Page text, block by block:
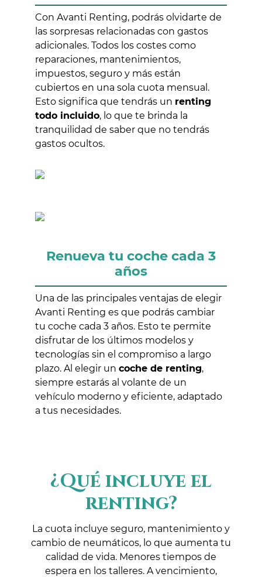
Con Avanti Renting, podrás olvidarte de
las sorpresas relacionadas con gastos
adicionales. Todos los costes como
reparaciones, mantenimientos,
impuestos, seguro y más están
cubiertos en una sola cuota mensual.
Esto significa que tendrás un renting
todo incluido, lo que te brinda la
tranquilidad de saber que no tendrás
gastos ocultos.
Renueva tu coche cada 3
años
Una de las principales ventajas de elegir
Avanti Renting es que podrás cambiar
tu coche cada 3 años. Esto te permite
disfrutar de los últimos modelos y
tecnologías sin el compromiso a largo
plazo. Al elegir un coche de renting,
siempre estarás al volante de un
vehículo moderno y eficiente, adaptado
a tus necesidades.
¿Qué incluye el
renting?
La cuota incluye seguro, mantenimiento y
cambio de neumáticos, lo que aumenta tu
calidad de vida. Menores tiempos de
espera en los talleres. A vencimiento,